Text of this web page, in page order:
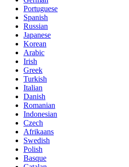
Portuguese
Spanish
Russian
Japanese
Korean
Arabic
Irish
Greek
Turkish
Italian
Danish
Romanian
Indonesian
Czech
Afrikaans
Swedish
Polish
Basque